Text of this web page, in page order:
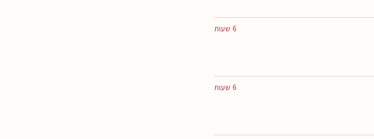
6 שעות
6 שעות